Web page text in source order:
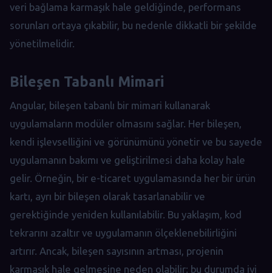
veri bağlama karmaşık hale geldiğinde, performans
sorunları ortaya çıkabilir, bu nedenle dikkatli bir şekilde
yönetilmelidir.
Bileşen Tabanlı Mimari
Angular, bileşen tabanlı bir mimari kullanarak
uygulamaların modüler olmasını sağlar. Her bileşen,
kendi işlevselliğini ve görünümünü yönetir ve bu sayede
uygulamanın bakımı ve geliştirilmesi daha kolay hale
gelir. Örneğin, bir e-ticaret uygulamasında her bir ürün
kartı, ayrı bir bileşen olarak tasarlanabilir ve
gerektiğinde yeniden kullanılabilir. Bu yaklaşım, kod
tekrarını azaltır ve uygulamanın ölçeklenebilirliğini
artırır. Ancak, bileşen sayısının artması, projenin
karmaşık hale gelmesine neden olabilir; bu durumda iyi